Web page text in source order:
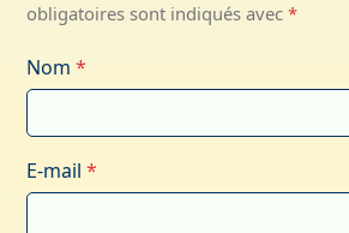
obligatoires sont indiqués avec*
Nom*
E-mail*